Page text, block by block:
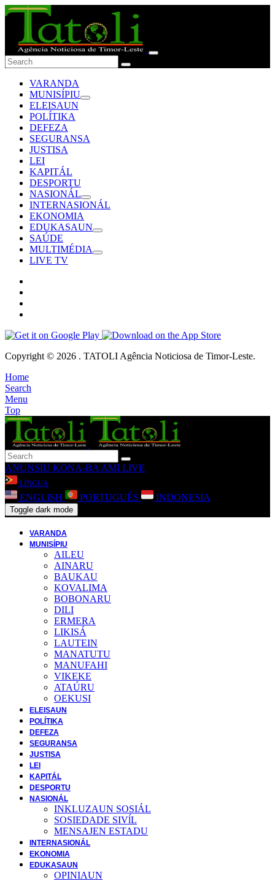
VARANDA
MUNISÍPIU
ELEISAUN
POLÍTIKA
DEFEZA
SEGURANSA
JUSTISA
LEI
KAPITÁL
DESPORTU
NASIONÁL
INTERNASIONÁL
EKONOMIA
EDUKASAUN
SAÚDE
MULTIMÉDIA
LIVE TV
Copyright © 2026 . TATOLI Agência Noticiosa de Timor-Leste.
Home
Search
Menu
Top
ANUNSIU KONA-BA AMI LIVE
LÍNGUA
ENGLISH PORTUGUÊS INDONESIA
Toggle dark mode
VARANDA
MUNISÍPIU
AILEU
AINARU
BAUKAU
KOVALIMA
BOBONARU
DILI
ERMERA
LIKISÁ
LAUTEIN
MANATUTU
MANUFAHI
VIKEKE
ATAÚRU
OEKUSI
ELEISAUN
POLÍTIKA
DEFEZA
SEGURANSA
JUSTISA
LEI
KAPITÁL
DESPORTU
NASIONÁL
INKLUZAUN SOSIÁL
SOSIEDADE SIVĺL
MENSAJEN ESTADU
INTERNASIONÁL
EKONOMIA
EDUKASAUN
OPINIAUN